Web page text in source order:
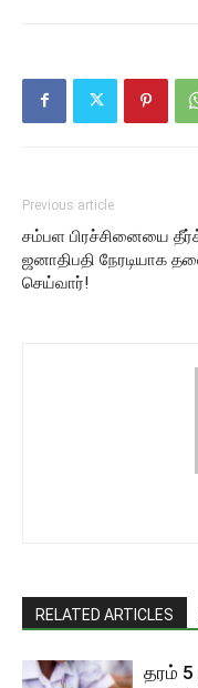
Previous article
சம்பள பிரச்சினையை
ஜனாதிபதி நேரடியாக
செய்வார்!
RELATED ARTICLES
தரம் 5